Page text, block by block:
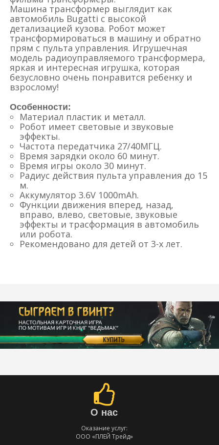
Машина трансформер выглядит как
автомобиль Bugatti с высокой
детализацией кузова. Робот может
трансформироваться в машину и обратно
прям с пульта управления. Игрушечная
модель радиоуправляемого трансформера,
яркая и интересная игрушка, которая
безусловно очень понравится ребенку и
взрослому!
Особенности:
Материал пластик и металл.
Робот имеет световые и звуковые
эффекты.
Частота передатчика 27/40МГЦ.
Время зарядки около 60 минут.
Время игры около 30 минут.
Радиус действия пульта управления до 15
м.
Аккумулятор 3.6V 1000mAh.
Функции движения вперед, назад,
вправо, влево, световые, звуковые
эффекты и трасформация в автомобиль
или робота.
Рекомендовано для детей от 3-х лет.
О нас
Оказание услуг:
ООО «ПЛЕЙ Трейд»